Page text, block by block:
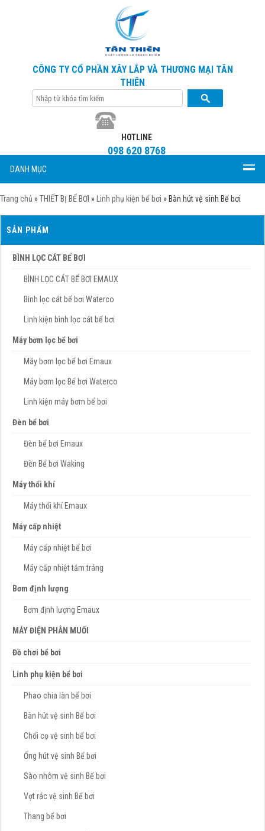
CÔNG TY CỔ PHẦN XÂY LẮP VÀ THƯƠNG MẠI TÂN
THIÊN
HOTLINE
098 620 8768
DANH MỤC
Trang chủ »THIẾT BỊ BỂ BƠI » Linh phụ kiện bể bơi » Bàn hút vệ sinh Bể bơi
SẢN PHẨM
BÌNH LỌC CÁT BỂ BƠI
BÌNH LỌC CÁT BỂ BƠI EMAUX
Bình lọc cát bể bơi Waterco
Linh kiện bình lọc cát bể bơi
Máy bơm lọc bể bơi
Máy bơm lọc bể bơi Emaux
Máy bơm lọc Bể bơi Waterco
Linh kiện máy bơm bể bơi
Đèn bể bơi
Đèn bể bơi Emaux
Đèn Bể bơi Waking
Máy thổi khí
Máy thổi khí Emaux
Máy cấp nhiệt
Máy cấp nhiệt bể bơi
Máy cấp nhiệt tắm tráng
Bơm định lượng
Bơm định lượng Emaux
MÁY ĐIỆN PHÂN MUỐI
Đồ chơi bể bơi
Linh phụ kiện bể bơi
Phao chia làn bể bơi
Bàn hút vệ sinh Bể bơi
Chổi cọ vệ sinh bể bơi
Ống hút vệ sinh Bể bơi
Sào nhôm vệ sinh Bể bơi
Vợt rác vệ sinh Bể bơi
Thang bể bơi